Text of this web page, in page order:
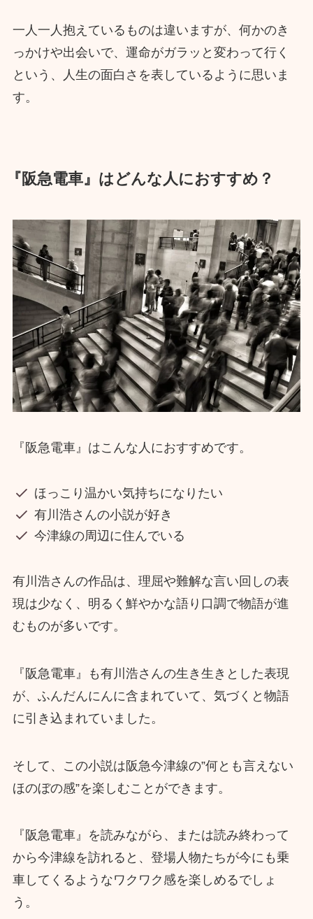
一人一人抱えているものは違いますが、何かのき
っかけや出会いで、運命がガラッと変わって行く
という、人生の面白さを表しているように思いま
す。
『阪急電車』はどんな人におすすめ？
『阪急電車』はこんな人におすすめです。
ほっこり温かい気持ちになりたい
有川浩さんの小説が好き
今津線の周辺に住んでいる
有川浩さんの作品は、理屈や難解な言い回しの表
現は少なく、明るく鮮やかな語り口調で物語が進
むものが多いです。
『阪急電車』も有川浩さんの生き生きとした表現
が、ふんだんにんに含まれていて、気づくと物語
に引き込まれていました。
そして、この小説は阪急今津線の”何とも言えない
ほのぼの感”を楽しむことができます。
『阪急電車』を読みながら、または読み終わって
から今津線を訪れると、登場人物たちが今にも乗
車してくるようなワクワク感を楽しめるでしょ
う。